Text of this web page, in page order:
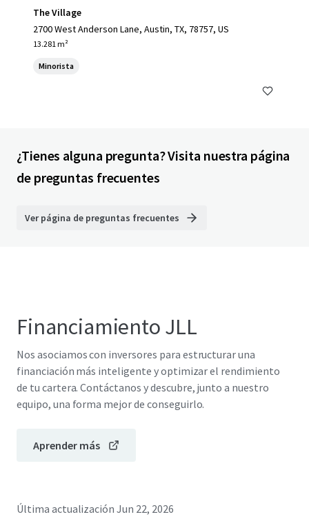
The Village
2700 West Anderson Lane, Austin, TX, 78757, US
13.281 m²
Minorista
¿Tienes alguna pregunta? Visita nuestra página
de preguntas frecuentes
Ver página de preguntas frecuentes
Financiamiento JLL
Nos asociamos con inversores para estructurar una
financiación más inteligente y optimizar el rendimiento
de tu cartera. Contáctanos y descubre, junto a nuestro
equipo, una forma mejor de conseguirlo.
Aprender más
Última actualización Jun 22, 2026